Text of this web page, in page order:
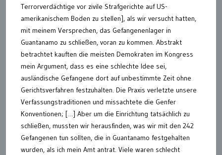
Terrorverdächtige vor zivile Strafgerichte auf US-
amerikanischem Boden zu stellen], als wir versucht hatten,
mit meinem Versprechen, das Gefangenenlager in
Guantanamo zu schließen, voran zu kommen. Abstrakt
betrachtet kauften die meisten Demokraten im Kongress
mein Argument, dass es eine schlechte Idee sei,
ausländische Gefangene dort auf unbestimmte Zeit ohne
Gerichtsverfahren festzuhalten. Die Praxis verletzte unsere
Verfassungstraditionen und missachtete die Genfer
Konventionen; […] Aber um die Einrichtung tatsächlich zu
schließen, mussten wir herausfinden, was wir mit den 242
Gefangenen tun sollten, die in Guantanamo festgehalten
wurden, als ich mein Amt antrat. Viele waren schlecht